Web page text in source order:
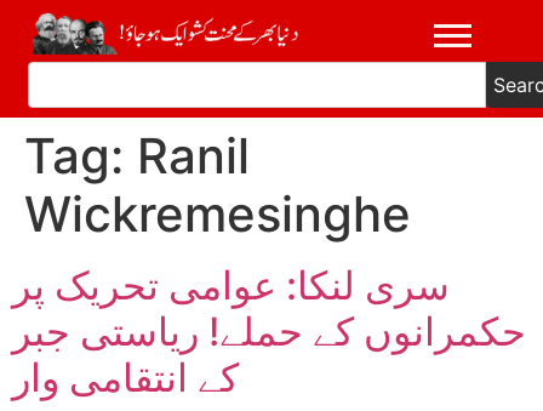
Tag: Ranil
Wickremesinghe
سری لنکا: عوامی تحریک پر
حکمرانوں کے حملے! ریاستی جبر
کے انتقامی وار